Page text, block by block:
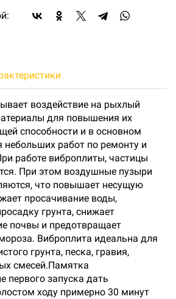
воздействие на рыхлый
для повышения их
способности и в основном
небольших работ по ремонту и
работе виброплиты, частицы
При этом воздушные пузыри
что повышает несущую
просачивание воды,
грунта, снижает
почвы и предотвращает
Виброплита идеальна для
грунта, песка, гравия,
смесей.Памятка
первого запуска дать
ходу примерно 30 минут